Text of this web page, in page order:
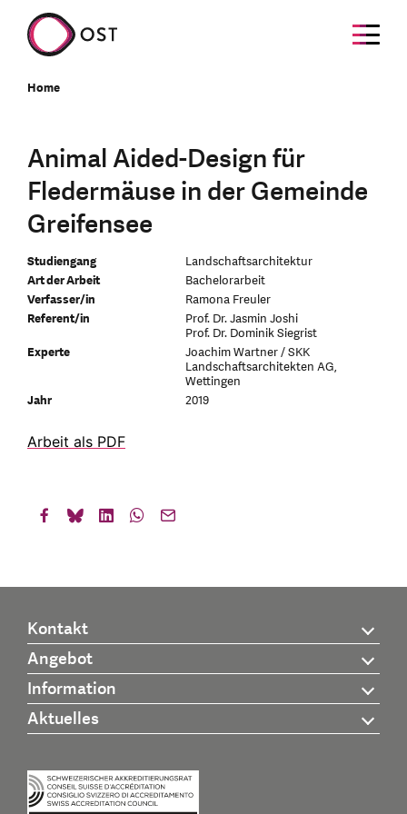
Home
Animal Aided-Design für
Fledermäuse in der Gemeinde
Greifensee
Studiengang
Landschaftsarchitektur
Art der Arbeit
Bachelorarbeit
Verfasser/in
Ramona Freuler
Referent/in
Prof. Dr. Jasmin Joshi
Prof. Dr. Dominik Siegrist
Experte
Joachim Wartner / SKK
Landschaftsarchitekten AG,
Wettingen
Jahr
2019
Arbeit als PDF
Kontakt
Angebot
Information
Aktuelles